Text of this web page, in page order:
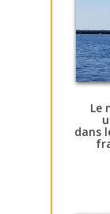
Le
dans